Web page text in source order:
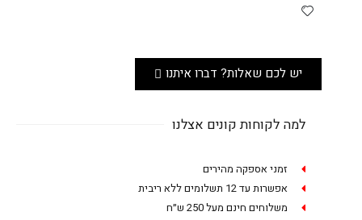
יש לכם שאלות? דברו איתנו
למה לקוחות קונים אצלנו
זמני אספקה מהירים
אפשרות עד 12 תשלומים ללא ריבית
משלוחים חינם מעל 250 ש״ח